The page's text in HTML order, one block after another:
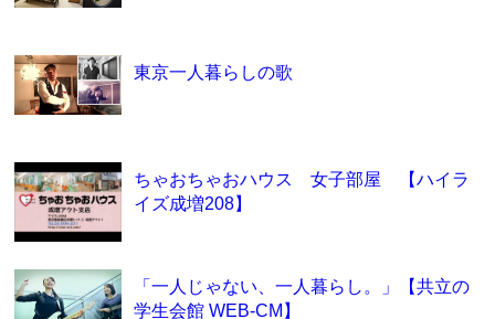
東京一人暮らしの歌
ちゃおちゃおハウス 女子部屋 【ハイラ
イズ成増208】
「一人じゃない、一人暮らし。」【共立の
学生会館 WEB-CM】